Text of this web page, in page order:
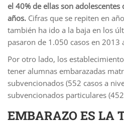
el 40% de ellas son
años. Cifras que se repiten en
también ha ido a la baja en los
pasaron de 1.050 casos en 2013
Por otro lado, los
tener alumnas embarazadas
subvencionados (552 casos a
subvencionados particulares
EMBARAZO ES LA